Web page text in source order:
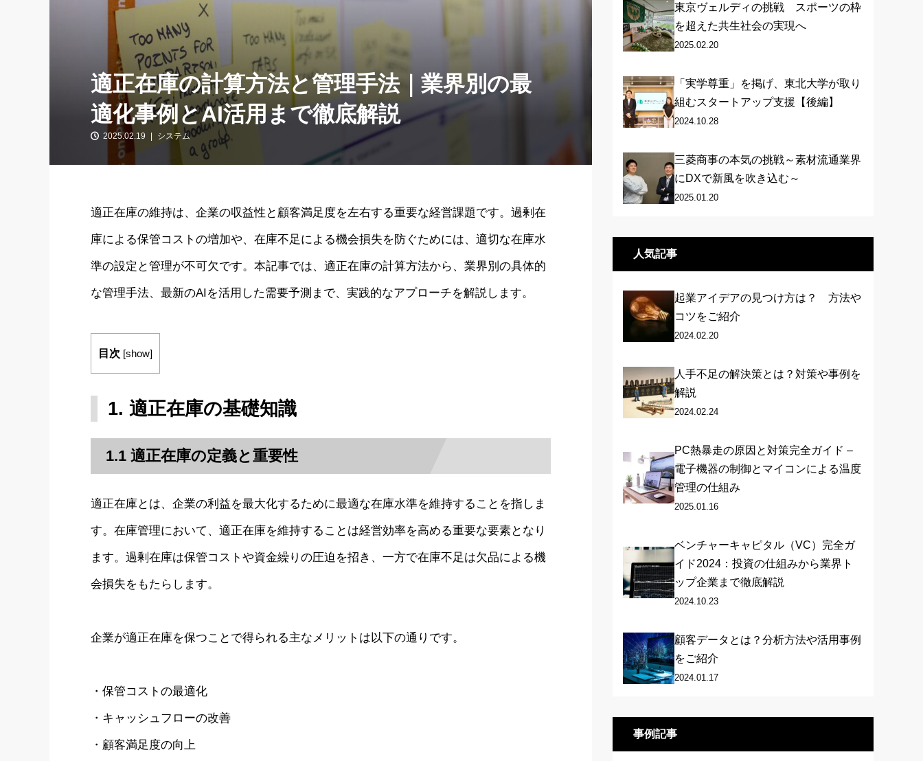
適正在庫の計算方法と管理手法｜業界別の最
適化事例とAI活用まで徹底解説
2025.02.19 システム
適正在庫の維持は、企業の収益性と顧客満足度を左右する重要な経営課題です。過剰在
庫による保管コストの増加や、在庫不足による機会損失を防ぐためには、適切な在庫水
準の設定と管理が不可欠です。本記事では、適正在庫の計算方法から、業界別の具体的
な管理手法、最新のAIを活用した需要予測まで、実践的なアプローチを解説します。
目次 [show]
1. 適正在庫の基礎知識
1.1 適正在庫の定義と重要性
適正在庫とは、企業の利益を最大化するために最適な在庫水準を維持することを指しま
す。在庫管理において、適正在庫を維持することは経営効率を高める重要な要素となり
ます。過剰在庫は保管コストや資金繰りの圧迫を招き、一方で在庫不足は欠品による機
会損失をもたらします。
企業が適正在庫を保つことで得られる主なメリットは以下の通りです。
・保管コストの最適化
・キャッシュフローの改善
・顧客満足度の向上
東京ヴェルディの挑戦 スポーツの枠
を超えた共生社会の実現へ
2025.02.20
「実学尊重」を掲げ、東北大学が取り
組むスタートアップ支援【後編】
2024.10.28
三菱商事の本気の挑戦～素材流通業界
にDXで新風を吹き込む～
2025.01.20
人気記事
起業アイデアの見つけ方は？ 方法や
コツをご紹介
2024.02.20
人手不足の解決策とは？対策や事例を
解説
2024.02.24
PC熱暴走の原因と対策完全ガイド –
電子機器の制御とマイコンによる温度
管理の仕組み
2025.01.16
ベンチャーキャピタル（VC）完全ガ
イド2024：投資の仕組みから業界ト
ップ企業まで徹底解説
2024.10.23
顧客データとは？分析方法や活用事例
をご紹介
2024.01.17
事例記事